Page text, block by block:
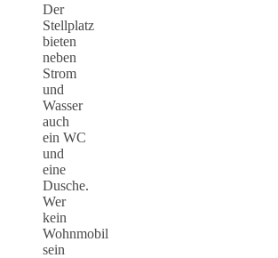
Der
Stellplatz
bieten
neben
Strom
und
Wasser
auch
ein WC
und
eine
Dusche.
Wer
kein
Wohnmobil
sein